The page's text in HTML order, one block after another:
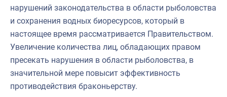
нарушений законодательства в области рыболовства
и сохранения водных биоресурсов, который в
настоящее время рассматривается Правительством.
Увеличение количества лиц, обладающих правом
пресекать нарушения в области рыболовства, в
значительной мере повысит эффективность
противодействия браконьерству.